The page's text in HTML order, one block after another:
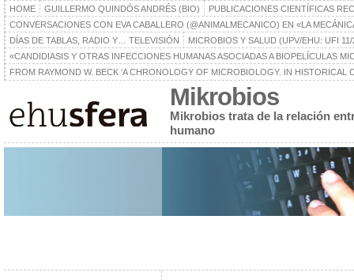
HOME GUILLERMO QUINDÓS ANDRÉS (BIO)
PUBLICACIONES CIENTÍFICAS
CONVERSACIONES CON EVA CABALLERO (@ANIMALMECANICO) EN «LA
DÍAS DE TABLAS, RADIO Y… TELEVISIÓN
MICROBIOS Y SALUD (UPV/EHU: UFI
«CANDIDIASIS Y OTRAS INFECCIONES HUMANAS ASOCIADAS A BIOPELÍCULAS
FROM RAYMOND W. BECK ‘A CHRONOLOGY OF MICROBIOLOGY. IN
Mikrobios
Mikrobios trata de la relación
humano